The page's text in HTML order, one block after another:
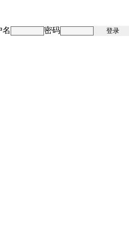
名 密码 登录